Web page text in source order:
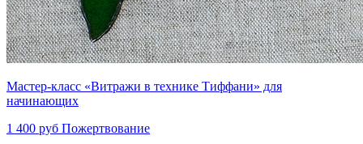
Мастер-класс «Витражи в технике Тиффани» для
начинающих
1 400 руб Пожертвование